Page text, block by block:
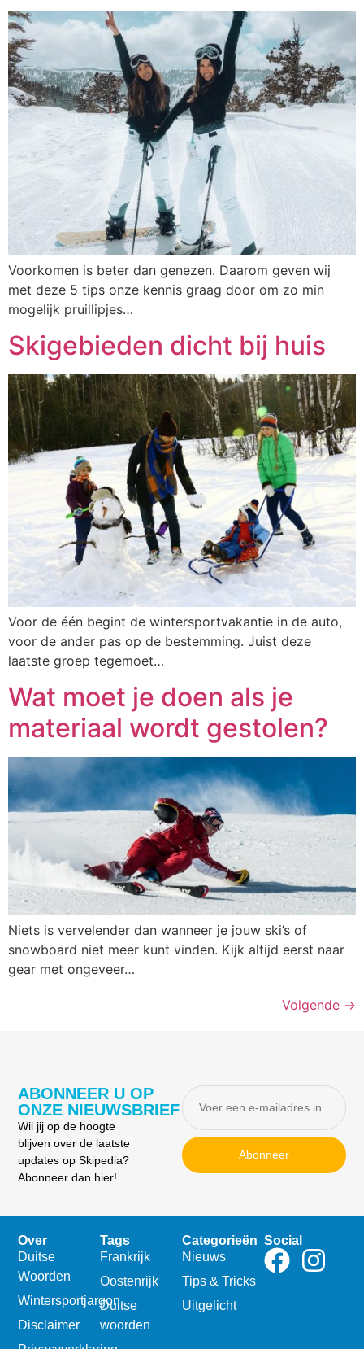
Voorkomen is beter dan genezen. Daarom geven wij
met deze 5 tips onze kennis graag door om zo min
mogelijk pruillipjes…
Skigebieden dicht bij huis
Voor de één begint de wintersportvakantie in de auto,
voor de ander pas op de bestemming. Juist deze
laatste groep tegemoet…
Wat moet je doen als je
materiaal wordt gestolen?
Niets is vervelender dan wanneer je jouw ski’s of
snowboard niet meer kunt vinden. Kijk altijd eerst naar
gear met ongeveer…
Volgende →
ABONNEER U OP
ONZE NIEUWSBRIEF
Wil jij op de hoogte
blijven over de laatste
updates op Skipedia?
Abonneer dan hier!
Abonneer
Over
Duitse
Woorden
Wintersportjargon
Disclaimer
Tags
Frankrijk
Oostenrijk
Duitse
woorden
Categorieën
Nieuws
Tips & Tricks
Uitgelicht
Social